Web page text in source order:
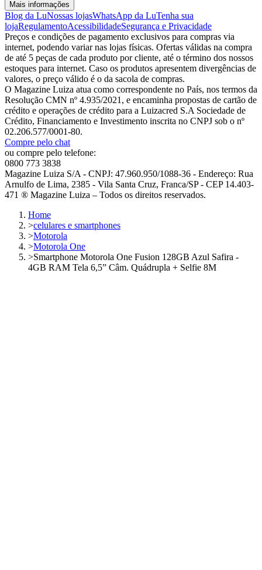
Mais informações
Blog da LuNossas lojasWhatsApp da LuTenha sua
lojaRegulamentoAcessibilidadeSegurança e Privacidade
Preços e condições de pagamento exclusivos para compras via
internet, podendo variar nas lojas físicas. Ofertas válidas na compra
de até 5 peças de cada produto por cliente, até o término dos nossos
estoques para internet. Caso os produtos apresentem divergências de
valores, o preço válido é o da sacola de compras.
O Magazine Luiza atua como correspondente no País, nos termos da
Resolução CMN nº 4.935/2021, e encaminha propostas de cartão de
crédito e operações de crédito para a Luizacred S.A Sociedade de
Crédito, Financiamento e Investimento inscrita no CNPJ sob o nº
02.206.577/0001-80.
Compre pelo chat
ou compre pelo telefone:
0800 773 3838
Magazine Luiza S/A - CNPJ: 47.960.950/1088-36 - Endereço: Rua
Arnulfo de Lima, 2385 - Vila Santa Cruz, Franca/SP - CEP 14.403-
471 ® Magazine Luiza – Todos os direitos reservados.
Home
>celulares e smartphones
>Motorola
>Motorola One
>Smartphone Motorola One Fusion 128GB Azul Safira -
4GB RAM Tela 6,5” Câm. Quádrupla + Selfie 8M